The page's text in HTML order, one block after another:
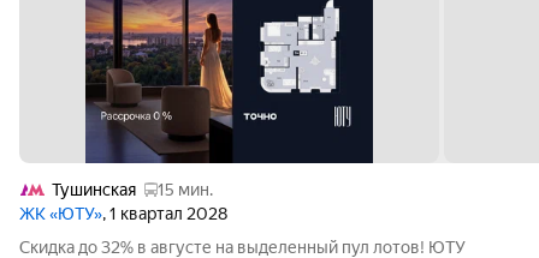
Тушинская
15 мин.
ЖК «ЮТУ», 1 квартал 2028
Скидка до 32% в августе на выделенный пул лотов! ЮТУ